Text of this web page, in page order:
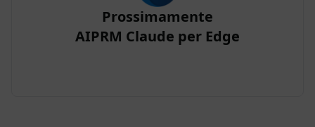
Prossimamente
AIPRM Claude per Edge